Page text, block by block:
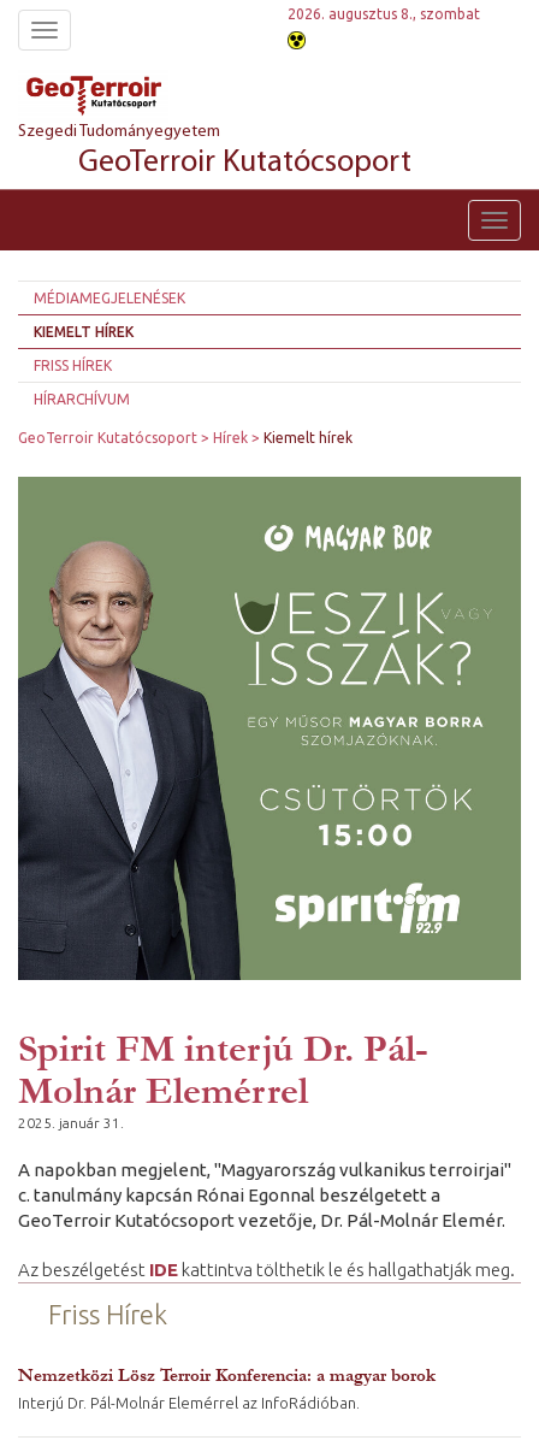
Toggle
navigation
2026. augusztus 8., szombat
Szegedi Tudományegyetem
GeoTerroir Kutatócsoport
MÉDIAMEGJELENÉSEK
KIEMELT HÍREK
FRISS HÍREK
HÍRARCHÍVUM
GeoTerroir Kutatócsoport Hírek Kiemelt hírek
Spirit FM interjú Dr. Pál-
Molnár Elemérrel
2025. január 31.
A napokban megjelent, "Magyarország vulkanikus terroirjai"
c. tanulmány kapcsán Rónai Egonnal beszélgetett a
GeoTerroir Kutatócsoport vezetője, Dr. Pál-Molnár Elemér.
Az beszélgetést IDE kattintva tölthetik le és hallgathatják meg.
Friss Hírek
Nemzetközi Lösz Terroir Konferencia: a magyar borok
Interjú Dr. Pál-Molnár Elemérrel az InfoRádióban.